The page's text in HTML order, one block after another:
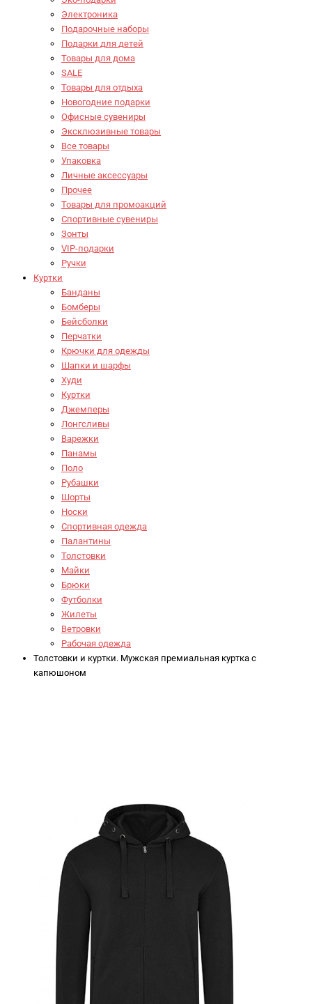
Электроника
Подарочные наборы
Подарки для детей
Товары для дома
SALE
Товары для отдыха
Новогодние подарки
Офисные сувениры
Эксклюзивные товары
Все товары
Упаковка
Личные аксессуары
Прочее
Товары для промоакций
Спортивные сувениры
Зонты
VIP-подарки
Ручки
Куртки
Банданы
Бомберы
Бейсболки
Перчатки
Крючки для одежды
Шапки и шарфы
Худи
Куртки
Джемперы
Лонгсливы
Варежки
Панамы
Поло
Рубашки
Шорты
Носки
Спортивная одежда
Палантины
Толстовки
Майки
Брюки
Футболки
Жилеты
Ветровки
Рабочая одежда
Толстовки и куртки. Мужская премиальная куртка с
капюшоном